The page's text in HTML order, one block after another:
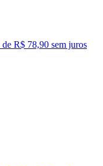
de R$ 78,90 sem juros